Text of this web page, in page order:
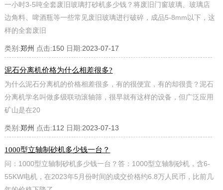
一小时3-5吨全套废旧玻璃打砂机多少钱？将废旧门窗玻璃、玻璃店
边角料、啤酒瓶等一些常见废旧玻璃进行破碎，成品5-8mm以下，这
样的全套废旧
类别:郑州 点击:150 日期:2023-07-17
泥石分离机价格为什么相差很多?
为什么泥石分离机的价格相差很多，有的很便宜，有的却很贵？泥石
分离机学名叫做多级联动滚轴筛，很早就有这样的设备，但广泛应用
矿山是在20
类别:郑州 点击:112 日期:2023-07-13
1000型立轴制砂机多少钱一台？
问：1000型立轴制砂机多少钱一台？答：1000型立轴制砂机，含6-
55KW电机，在2023年5月份时间的成交价格约6.8万人民币，比前几